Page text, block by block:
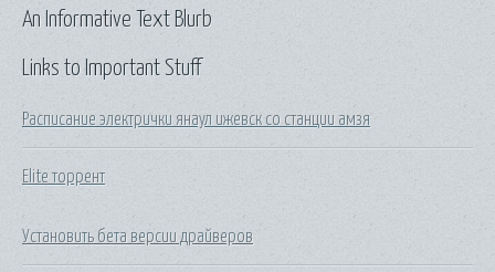
Links to Important Stuff
Расписание электрички янаул ижевск со станции амзя
Elite торрент
Установить бета версии драйверов
An Informative Text Blurb